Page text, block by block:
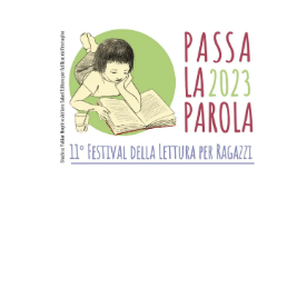
content